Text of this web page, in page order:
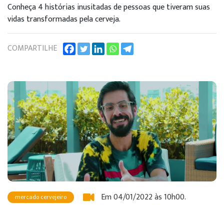
Conheça 4 histórias inusitadas de pessoas que tiveram suas
vidas transformadas pela cerveja.
COMPARTILHE
mercado cervejeiro Em 04/01/2022 às 10h00.